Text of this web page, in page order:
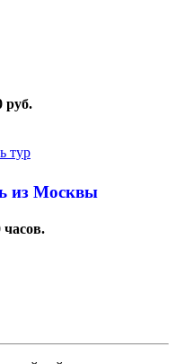
руб.
из Москвы
часов.